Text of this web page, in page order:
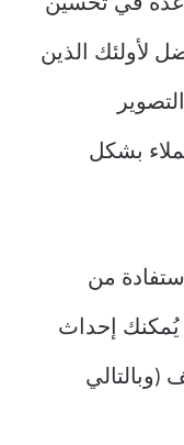
في تحسين
لأولئك الذين
بشكل
من
يُمكنك إحداث